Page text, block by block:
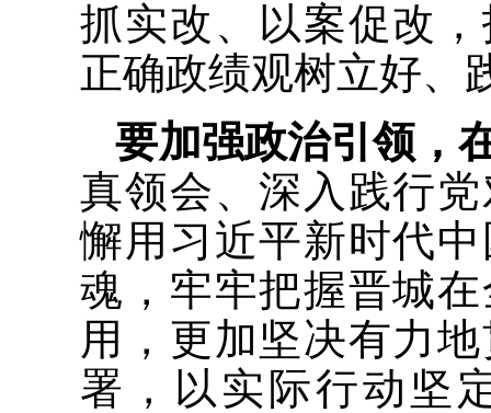
抓实改、以案促改
正确政绩观树立好、
要加强政治引领，
真领会、深入践行
懈用习近平新时代
魂，牢牢把握晋城
用，更加坚决有力
署，以实际行动坚